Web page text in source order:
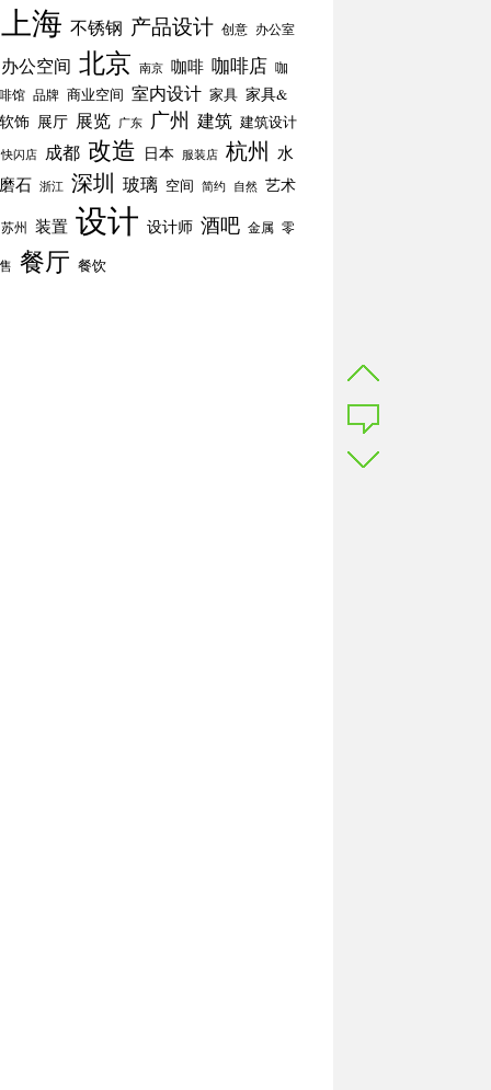
上海 不锈钢 产品设计 创意 办公室
办公空间 北京 南京 咖啡 咖啡店 咖
馆 品牌 商业空间 室内设计 家具 家具&
饰 展厅 展览 广东 广州 建筑 建筑设计
快闪店 成都 改造 日本 服装店 杭州 水
石 浙江 深圳 玻璃 空间 简约 自然 艺术
苏州 装置 设计 设计师 酒吧 金属 零
餐厅 餐饮